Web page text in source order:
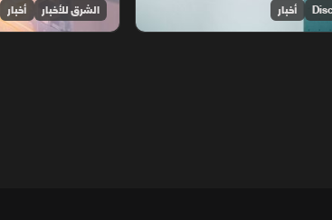
أخبار الشرق للأخبار أخبار